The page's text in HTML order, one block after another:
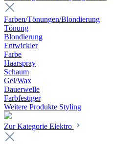
Farben/Tönungen/Blondierung
Tönung
Blondierung
Entwickler
Farbe
Haarspray
Schaum
Gel/Wax
Dauerwelle
Farbfestiger
Weitere Produkte Styling
Zur Kategorie Elektro